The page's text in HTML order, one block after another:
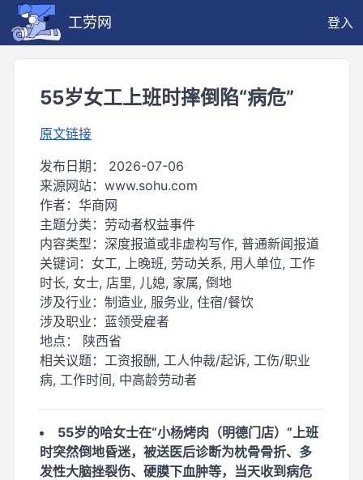
工劳网 登入
55岁女工上班时摔倒陷“病危”
原文链接
发布日期： 2026-07-06
来源网站： www.sohu.com
作者： 华商网
主题分类： 劳动者权益事件
内容类型： 深度报道或非虚构写作, 普通新闻报道
关键词： 女工, 上晚班, 劳动关系, 用人单位, 工作
时长, 女士, 店里, 儿媳, 家属, 倒地
涉及行业： 制造业, 服务业, 住宿/餐饮
涉及职业： 蓝领受雇者
地点： 陕西省
相关议题： 工资报酬, 工人仲裁/起诉, 工伤/职业
病, 工作时间, 中高龄劳动者
55岁的哈女士在“小杨烤肉（明德门店）”上班
时突然倒地昏迷，被送医后诊断为枕骨骨折、多
发性大脑挫裂伤、硬膜下血肿等，当天收到病危